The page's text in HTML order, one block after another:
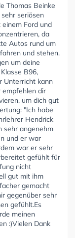
Thomas Beinke
seriösen
Ford und
da
Autos rund um
und stehen.
um deine
B96,
Unterricht kann
dir
um dich gut
"Ich habe
Hendrick
sehr angenehm
und er war
war er sehr
gefühlt für
nicht
gut mit ihm
gemacht
gegenüber sehr
gefühlt.Es
meinen
:)Vielen Dank